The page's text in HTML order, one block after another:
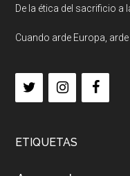
De la ética del sacrificio a
Cuando arde Europa, arde
ETIQUETAS